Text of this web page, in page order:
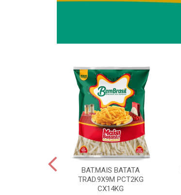
BAT.MAIS BATATA
TRAD.9X9M PCT2KG
CX14KG